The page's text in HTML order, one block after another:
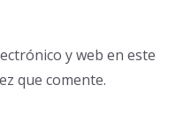
y web en este
que comente.